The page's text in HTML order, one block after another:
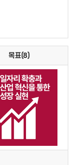
목표(8)